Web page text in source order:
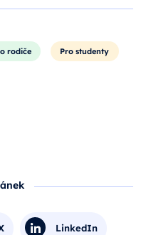
rodiče Pro studenty
LinkedIn